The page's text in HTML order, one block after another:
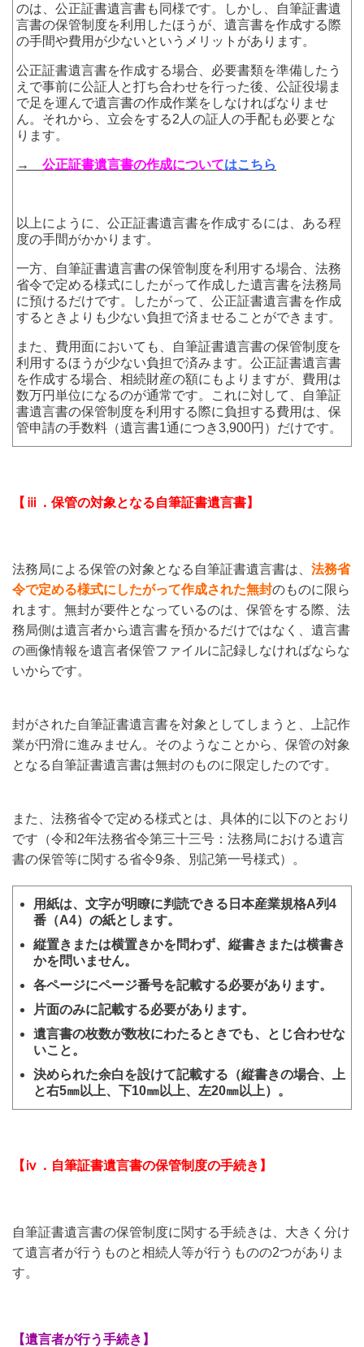
のは、公正証書遺言書も同様です。しかし、自筆証書遺
言書の保管制度を利用したほうが、遺言書を作成する際
の手間や費用が少ないというメリットがあります。
公正証書遺言書を作成する場合、必要書類を準備したう
えで事前に公証人と打ち合わせを行った後、公証役場ま
で足を運んで遺言書の作成作業をしなければなりませ
ん。それから、立会をする2人の証人の手配も必要とな
ります。
→公正証書遺言書の作成についてはこちら
以上にように、公正証書遺言書を作成するには、ある程
度の手間がかかります。
一方、自筆証書遺言書の保管制度を利用する場合、法務
省令で定める様式にしたがって作成した遺言書を法務局
に預けるだけです。したがって、公正証書遺言書を作成
するときよりも少ない負担で済ませることができます。
また、費用面においても、自筆証書遺言書の保管制度を
利用するほうが少ない負担で済みます。公正証書遺言書
を作成する場合、相続財産の額にもよりますが、費用は
数万円単位になるのが通常です。これに対して、自筆証
書遺言書の保管制度を利用する際に負担する費用は、保
管申請の手数料（遺言書1通につき3,900円）だけです。
【ⅲ．保管の対象となる自筆証書遺言書】
法務局による保管の対象となる自筆証書遺言書は、 法務省
令で定める様式にしたがって作成された無封のものに限ら
れます。無封が要件となっているのは、保管をする際、法
務局側は遺言者から遺言書を預かるだけではなく、遺言書
の画像情報を遺言者保管ファイルに記録しなければならな
いからです。
封がされた自筆証書遺言書を対象としてしまうと、上記作
業が円滑に進みません。そのようなことから、保管の対象
となる自筆証書遺言書は無封のものに限定したのです。
また、法務省令で定める様式とは、具体的に以下のとおり
です（令和2年法務省令第三十三号：法務局における遺言
書の保管等に関する省令9条、別記第一号様式）。
用紙は、文字が明瞭に判読できる日本産業規格A列4
番（A4）の紙とします。
縦置きまたは横置きかを問わず、縦書きまたは横書き
かを問いません。
各ページにページ番号を記載する必要があります。
片面のみに記載する必要があります。
遺言書の枚数が数枚にわたるときでも、とじ合わせな
いこと。
決められた余白を設けて記載する（縦書きの場合、上
と右5㎜以上、下10㎜以上、左20㎜以上）。
【ⅳ．自筆証書遺言書の保管制度の手続き】
自筆証書遺言書の保管制度に関する手続きは、大きく分け
て遺言者が行うものと相続人等が行うものの2つがありま
す。
【遺言者が行う手続き】